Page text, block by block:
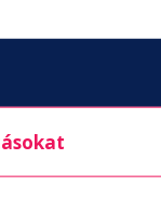
hogy
RÓMEÓ I